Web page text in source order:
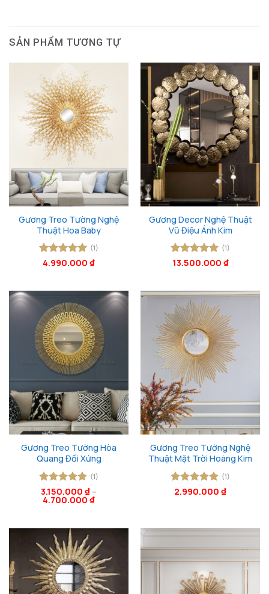
SẢN PHẨM TƯƠNG TỰ
Gương Treo Tường Nghệ
Thuật Hoa Baby
Được xếp
(1)
4.990.000 ₫
Gương Decor Nghệ Thuật
Vũ Điệu Ánh Kim
Được xếp
(1)
13.500.000 ₫
Gương Treo Tường Hòa
Quang Đối Xứng
Được xếp
hạng55
(1)
3.150.000 ₫ –
4.700.000 ₫
Gương Treo Tường Nghệ
Thuật Mặt Trời Hoàng Kim
Được xếp
(1)
2.990.000 ₫